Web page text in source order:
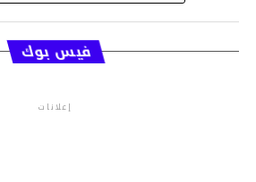
قسم الاخبار
فيس بوك
إعلانات